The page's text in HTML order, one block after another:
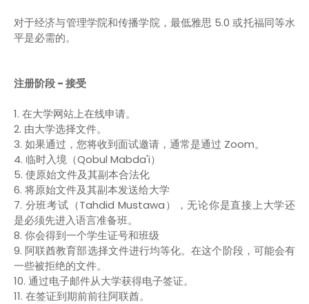
对于经济与管理学院和传播学院，最低雅思 5.0 或托福同等水
平是必需的。
注册阶段 - 接受
1. 在大学网站上在线申请。
2. 由大学选择文件。
3. 如果通过，您将收到面试邀请，通常是通过 Zoom。
4. 临时入境（Qobul Mabda'i）
5. 使原始文件及其副本合法化
6. 将原始文件及其副本发送给大学
7. 分班考试（Tahdid Mustawa），无论你是直接上大学还
是必须先进入语言准备班。
8. 你会得到一个学生证号和班级
9. 阿联酋教育部选择文件进行均等化。在这个阶段，可能会有
一些被拒绝的文件。
10. 通过电子邮件从大学获得电子签证。
11. 在签证到期前前往阿联酋。